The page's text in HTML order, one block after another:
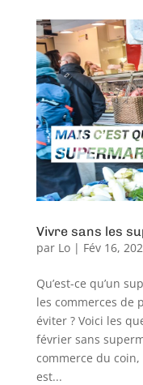
Vivre sans les
par Lo| Fév 16,
Qu’est-ce qu’un
les commerces de
éviter ? Voici les
février sans
commerce du coin,
est...